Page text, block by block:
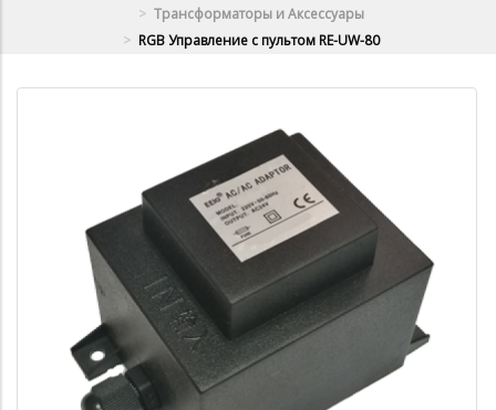
Трансформаторы и Аксессуары
RGB Управление c пультом RE-UW-80